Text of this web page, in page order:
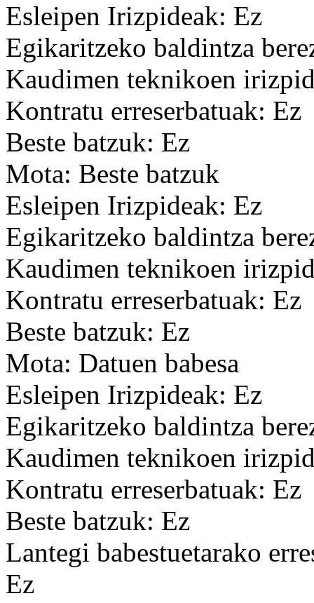
Esleipen Irizpideak: Ez
Egikaritzeko baldintza
Kaudimen teknikoen
Kontratu erreserbatuak: Ez
Beste batzuk: Ez
Mota: Beste batzuk
Esleipen Irizpideak: Ez
Egikaritzeko baldintza
Kaudimen teknikoen
Kontratu erreserbatuak: Ez
Beste batzuk: Ez
Mota: Datuen babesa
Esleipen Irizpideak: Ez
Egikaritzeko baldintza
Kaudimen teknikoen
Kontratu erreserbatuak: Ez
Beste batzuk: Ez
Lantegi babestuetarako
Ez